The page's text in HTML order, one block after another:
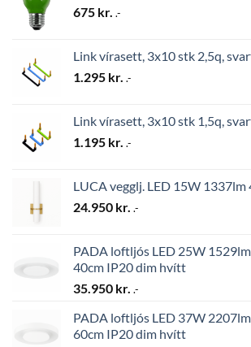
675 kr. .-
Link vírasett, 3x10 stk 2,5q,
1.295 kr. .-
Link vírasett, 3x10 stk 1,5q,
1.195 kr. .-
LUCA vegglj. LED 15W
24.950 kr. .-
PADA loftljós LED 25W
40cm IP20 dim hvítt
35.950 kr. .-
PADA loftljós LED 37W
60cm IP20 dim hvítt